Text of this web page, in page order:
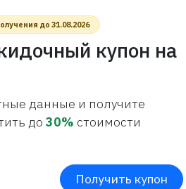
оправ
до 31.08.2026
купон на
данные и получите
до 30% стоимости
Получить купон